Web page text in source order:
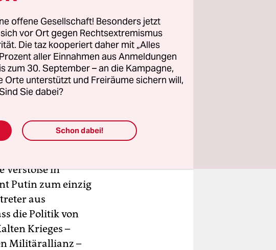
sind die
Diese
geklärt. Denn
beherrschenden
und der
leugneten
und gegen die
Verstöße in
Putin zum einzig
aus
die Politik von
Krieges –
Militärallianz –
offene Gesellschaft! Besonders jetzt
vor Ort gegen Rechtsextremismus
Die taz kooperiert daher mit „Alles
aller Einnahmen aus Anmeldungen
zum 30. September – an die Kampagne,
Orte unterstützt und Freiräume sichern will,
Sie dabei?
Schon dabei!